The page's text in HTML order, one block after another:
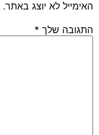
האימייל לא יוצג באתר.
התגובה שלך *